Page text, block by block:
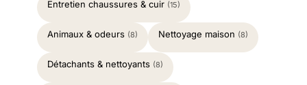
Entretien chaussures & cuir (15)
Animaux & odeurs (8) Nettoyage maison (8)
Détachants & nettoyants (8)